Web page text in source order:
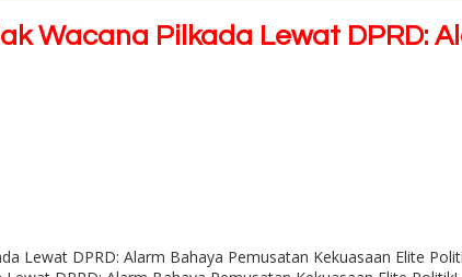
Wacana Pilkada Lewat DPRD: